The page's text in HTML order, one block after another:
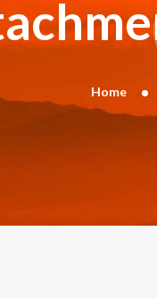
Home